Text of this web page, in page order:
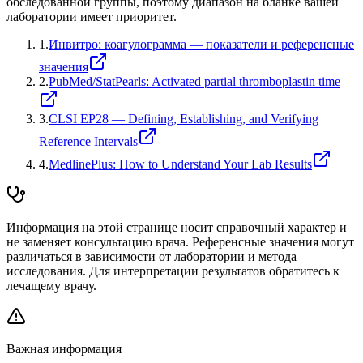
лаборатории имеет приоритет.
1 .Инвитро: коагулограмма — показатели и референсные
значения
2.PubMed/StatPearls: Activated partial thromboplastin time
3.CLSI EP28 — Defining, Establishing, and Verifying
Reference Intervals
4.MedlinePlus: How to Understand Your Lab Results
Информация на этой странице носит справочный характер и
не заменяет консультацию врача. Референсные значения могут
различаться в зависимости от лаборатории и метода
исследования. Для интерпретации результатов обратитесь к
лечащему врачу.
Важная информация